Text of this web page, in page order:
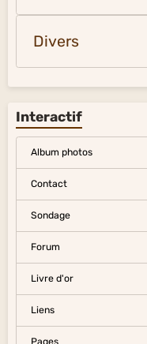
Divers
Interactif
Album photos
Contact
Sondage
Forum
Livre d'or
Liens